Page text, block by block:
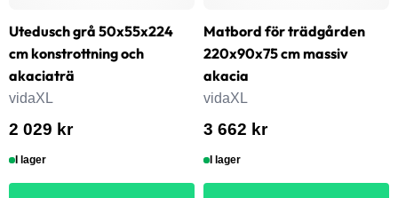
Utedusch grå 50x55x224
cm konstrottning och
akaciaträ
vidaXL
2 029 kr
I lager
Matbord för trädgården
220x90x75 cm massiv
akacia
vidaXL
3 662 kr
I lager